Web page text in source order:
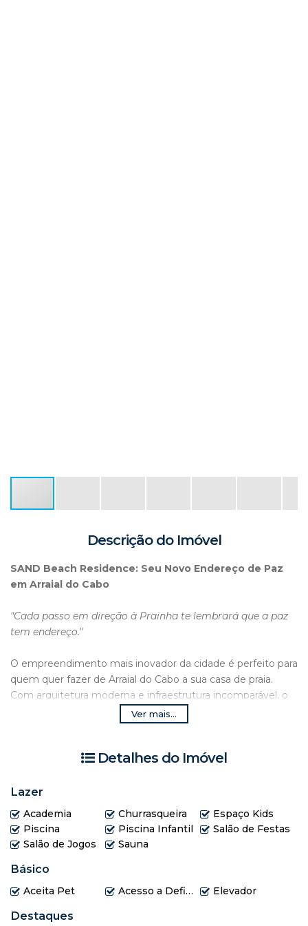
Descrição do Imóvel
SAND Beach Residence: Seu Novo Endereço de Paz
em Arraial do Cabo
"Cada passo em direção à Prainha te lembrará que a paz
tem endereço."
O empreendimento mais inovador da cidade é perfeito para
quem quer fazer de Arraial do Cabo a sua casa de praia.
Com arquitetura moderna e infraestrutura incomparável, o
Sand Beach Residence tem a estrutura perfeita que seus
dias de descanso precisam.
Área Privativa: 92,94 m²
Varanda ampla com 26,04 m² (perfeita para relaxar e
Sala espaçosa para 2 ambientes (20,55 m²)
Cozinha funcional (9,74 m²)
2 Banheiros
INFRAESTRUTURA E LAZER INCOMPARÁVEL:
verdadeiro clube exclusivo com opções para toda a família:
🥩 Espaço Gourmet e Espaço Grill
Ver mais...
Detalhes do Imóvel
Lazer
Academia Churrasqueira
Espaço Kids
Piscina
Piscina Infantil
Salão de Festas
Salão de Jogos
Sauna
Básico
Aceita Pet Acesso a Deficientes Elevador
Destaques